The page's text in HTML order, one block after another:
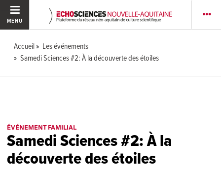
MENU
Accueil
Les événements
Samedi Sciences #2: À la découverte des étoiles
ÉVÉNEMENT FAMILIAL
Samedi Sciences #2: À la
découverte des étoiles